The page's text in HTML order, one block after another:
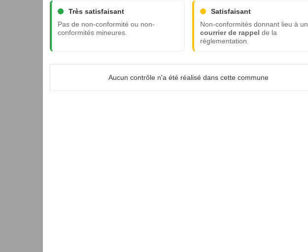
Très satisfaisant
Pas de non-conformité ou non-
conformités mineures.
Satisfaisant
Non-conformités donnant lieu à un
courrier de rappel de la
réglementation.
Aucun contrôle n'a été réalisé dans cette commune